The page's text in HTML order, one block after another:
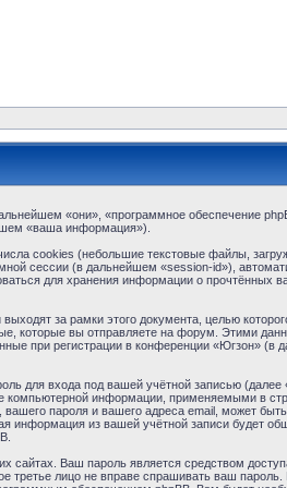
«они», «программное обеспечение
«ваша информация»).
cookies (небольшие текстовые файлы,
сессии (в дальнейшем «session-id»),
для хранения информации о прочтённых
за рамки этого документа, целью
которые вы отправляете на форум. Этими
при регистрации в конференции «Югзон» (в
для входа под вашей учётной записью (далее
компьютерной информации, применяемыми в
пароля и вашего адреса email, может быть
информация из вашей учётной записи будет
сайтах. Ваш пароль является средством
третье лицо не вправе спрашивать ваш пароль.